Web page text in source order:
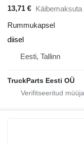
13,71 € Käibemaksuta
Rummukapsel
diisel
Eesti, Tallinn
TruckParts Eesti OÜ